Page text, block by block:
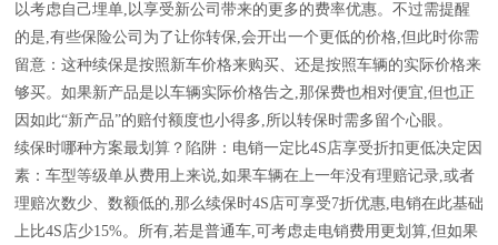
以考虑自己埋单,以享受新公司带来的更多的费率优惠。不过需提醒
的是,有些保险公司为了让你转保,会开出一个更低的价格,但此时你需
留意：这种续保是按照新车价格来购买、还是按照车辆的实际价格来
够买。如果新产品是以车辆实际价格告之,那保费也相对便宜,但也正
因如此“新产品”的赔付额度也小得多,所以转保时需多留个心眼。
续保时哪种方案最划算？陷阱：电销一定比4S店享受折扣更低决定因
素：车型等级单从费用上来说,如果车辆在上一年没有理赔记录,或者
理赔次数少、数额低的,那么续保时4S店可享受7折优惠,电销在此基础
上比4S店少15%。所有,若是普通车,可考虑走电销费用更划算,但如果